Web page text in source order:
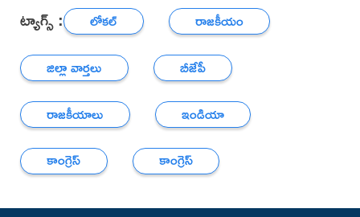
ట్యాగ్స్ : లోకల్
రాజకీయం
జిల్లా వార్తలు
బీజేపీ
రాజకీయాలు
ఇండియా
కాంగ్రెస్
కాంగ్రెస్